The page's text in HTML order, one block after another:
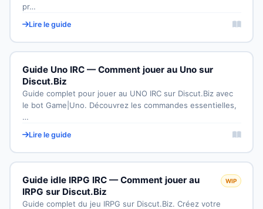
pr…
Lire le guide
Guide Uno IRC — Comment jouer au Uno sur
Discut.Biz
Guide complet pour jouer au UNO IRC sur Discut.Biz avec
le bot Game|Uno. Découvrez les commandes essentielles,
…
Lire le guide
Guide idle IRPG IRC — Comment jouer au
IRPG sur Discut.Biz
WIP
Guide complet du jeu IRPG sur Discut.Biz. Créez votre